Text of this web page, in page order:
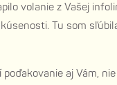
volanie z Vašej
Tu som
aj Vám,